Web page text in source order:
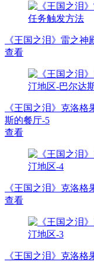
《王国之泪》雷之
查看
《王国之泪》克洛
斯的餐厅-5
查看
《王国之泪》克洛
查看
《王国之泪》克洛